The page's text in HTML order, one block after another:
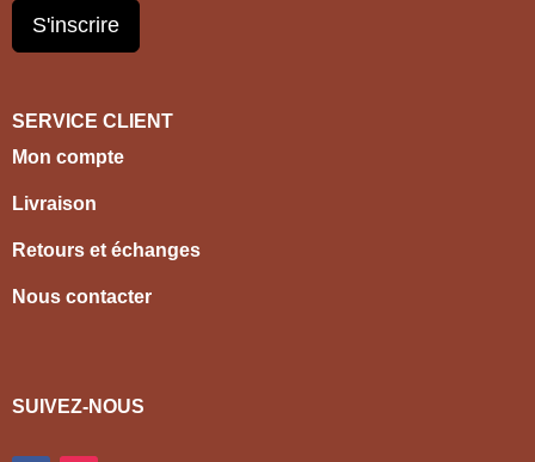
S'inscrire
SERVICE CLIENT
Mon compte
Livraison
Retours et échanges
Nous contacter
SUIVEZ-NOUS